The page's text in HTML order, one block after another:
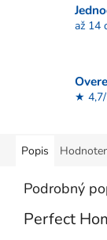
až 14
★ 4,7/
Popis
Podrobný
Perfect